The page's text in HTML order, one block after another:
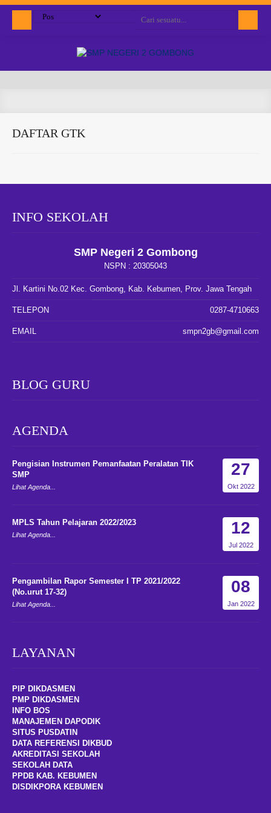
DAFTAR GTK
INFO SEKOLAH
SMP Negeri 2 Gombong
NSPN : 20305043
Jl. Kartini No.02 Kec. Gombong, Kab. Kebumen, Prov. Jawa Tengah
TELEPON 0287-4710663
EMAIL smpn2gb@gmail.com
BLOG GURU
AGENDA
27
Okt 2022
Pengisian Instrumen Pemanfaatan Peralatan TIK
SMP
Lihat Agenda...
12
Jul 2022
MPLS Tahun Pelajaran 2022/2023
Lihat Agenda...
08
Jan 2022
Pengambilan Rapor Semester I TP 2021/2022
(No.urut 17-32)
Lihat Agenda...
LAYANAN
PIP DIKDASMEN
PMP DIKDASMEN
INFO BOS
MANAJEMEN DAPODIK
SITUS PUSDATIN
DATA REFERENSI DIKBUD
AKREDITASI SEKOLAH
SEKOLAH DATA
PPDB KAB. KEBUMEN
DISDIKPORA KEBUMEN